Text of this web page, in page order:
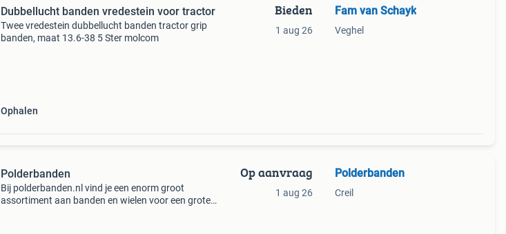
Dubbellucht banden vredestein voor tractor
Twee vredestein dubbellucht banden tractor grip
banden, maat 13.6-38 5 Ster molcom
Ophalen
Bieden
1 aug 26
Fam van Schayk
Veghel
Polderbanden
Bij polderbanden.nl vind je een enorm groot
assortiment aan banden en wielen voor een grote
Op aanvraag
1 aug 26
Polderbanden
Creil